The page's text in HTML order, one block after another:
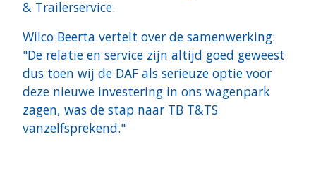
& Trailerservice.
Wilco Beerta vertelt over de samenwerking:
"De relatie en service zijn altijd goed geweest
dus toen wij de DAF als serieuze optie voor
deze nieuwe investering in ons wagenpark
zagen, was de stap naar TB T&TS
vanzelfsprekend."